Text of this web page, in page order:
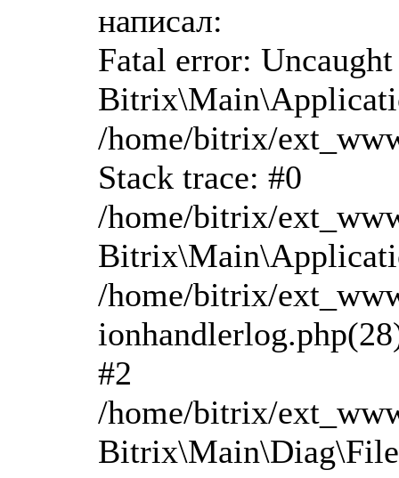
написал:
Fatal error:
/home/bitrix/
Stack trace: #0
/home/bitrix/
/home/bitrix/
#2
/home/bitrix/